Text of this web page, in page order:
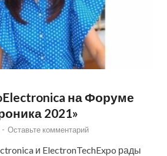
на Форуме
2021»
- Оставьте комментарий
и ElectronTechExpo рады